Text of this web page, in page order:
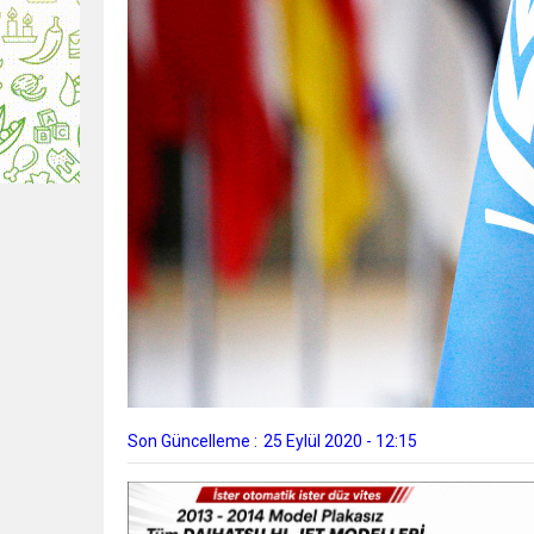
Son Güncelleme : 25 Eylül 2020 - 12:15